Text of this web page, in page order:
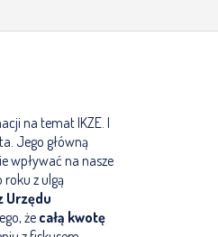
na temat IKZE. I
Jego główną
wpływać na nasze
z ulgą
Urzędu
że całą kwotę